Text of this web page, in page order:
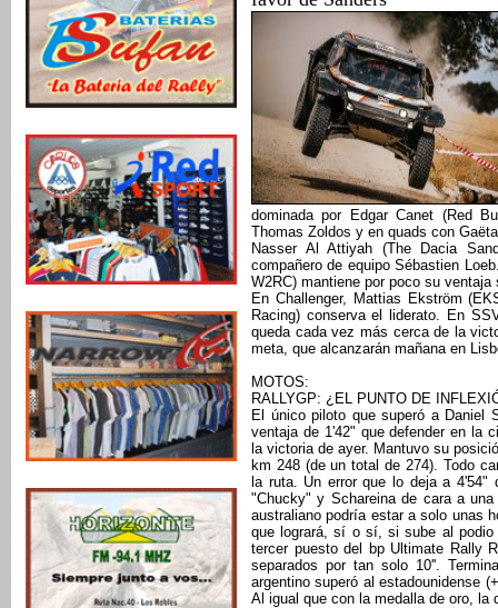
dominada por Edgar Canet (Red
Thomas Zoldos y en quads con
Nasser Al Attiyah (The Dacia
compañero de equipo Sébastien
W2RC) mantiene por poco su
En Challenger, Mattias Ekström
Racing) conserva el liderato. En
queda cada vez más cerca de la
meta, que alcanzarán mañana en
MOTOS:
RALLYGP: ¿EL PUNTO DE
El único piloto que superó a Daniel
ventaja de 1'42" que defender en la
la victoria de ayer. Mantuvo su
km 248 (de un total de 274). Todo
la ruta. Un error que lo deja a 4'54"
"Chucky" y Schareina de cara a
australiano podría estar a solo unas
que logrará, sí o sí, si sube al
tercer puesto del bp Ultimate Rally
separados por tan solo 10''.
argentino superó al estadounidense
Al igual que con la medalla de oro, la